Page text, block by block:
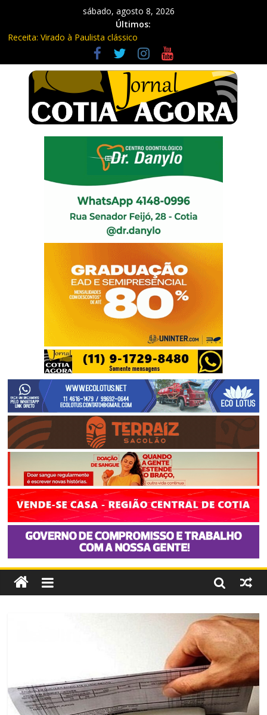
sábado, agosto 8, 2026
Últimos:
Receita: Virado à Paulista clássico
Ladrão de farmácia e procurado por maus-tratos são presos em
Vargem Grande Paulista
Cine Sustentável traz cinema ao ar livre e educação ambiental
para Vargem Grande
WhatsApp vai parar de funcionar em vários celulares antigos em
setembro